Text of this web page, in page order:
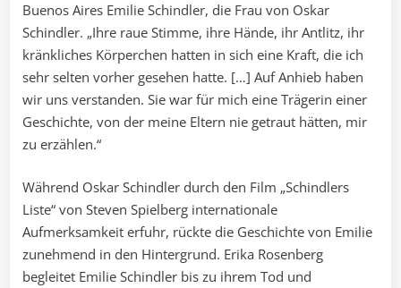
Buenos Aires Emilie Schindler, die Frau von Oskar
Schindler. „Ihre raue Stimme, ihre Hände, ihr Antlitz, ihr
kränkliches Körperchen hatten in sich eine Kraft, die ich
sehr selten vorher gesehen hatte. […] Auf Anhieb haben
wir uns verstanden. Sie war für mich eine Trägerin einer
Geschichte, von der meine Eltern nie getraut hätten, mir
zu erzählen.“
Während Oskar Schindler durch den Film „Schindlers
Liste“ von Steven Spielberg internationale
Aufmerksamkeit erfuhr, rückte die Geschichte von Emilie
zunehmend in den Hintergrund. Erika Rosenberg
begleitet Emilie Schindler bis zu ihrem Tod und